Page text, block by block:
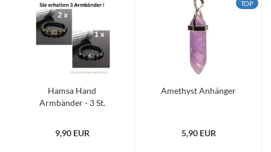
Hamsa Hand
Armbänder - 3 St.
9,90 EUR
TOP
Amethyst Anhänger
5,90 EUR